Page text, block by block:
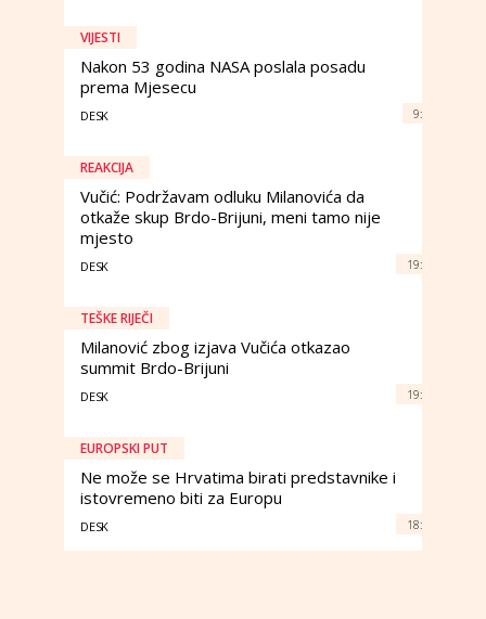
VIJESTI
Nakon 53 godina NASA poslala posadu
prema Mjesecu
DESK 9:
REAKCIJA
Vučić: Podržavam odluku Milanovića da
otkaže skup Brdo-Brijuni, meni tamo nije
mjesto
DESK 19:
TEŠKE RIJEČI
Milanović zbog izjava Vučića otkazao
summit Brdo-Brijuni
DESK 19:
EUROPSKI PUT
Ne može se Hrvatima birati predstavnike i
istovremeno biti za Europu
DESK 18: